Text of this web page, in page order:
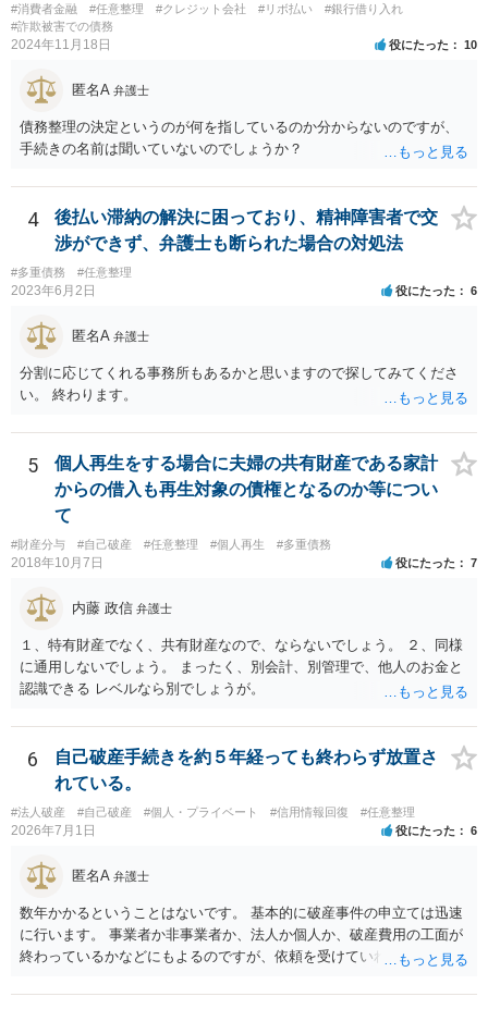
#消費者金融 #任意整理 #クレジット会社 #リボ払い
#銀行借り入れ
#詐欺被害での債務
2024年11月18日 役にたった 10
匿名A 弁護士
債務整理の決定というのが何を指しているのか分からないのですが、
手続きの名前は聞いていないのでしょうか？
4
後払い滞納の解決に困っており、精神障害者で交
渉ができず、弁護士も断られた場合の対処法
#多重債務 #任意整理
2023年6月2日 役にたった 6
匿名A 弁護士
分割に応じてくれる事務所もあるかと思いますので探してみてくださ
い。 終わります。
5
個人再生をする場合に夫婦の共有財産である家計
からの借入も再生対象の債権となるのか等につい
て
#財産分与 #自己破産 #任意整理 #個人再生 #多重債務
2018年10月7日 役にたった 7
内藤 政信 弁護士
１、特有財産でなく、共有財産なので、ならないでしょう。 ２、同様
に通用しないでしょう。 まったく、別会計、別管理で、他人のお金と
認識できる レベルなら別でしょうが。
6
自己破産手続きを約５年経っても終わらず放置さ
れている。
#法人破産 #自己破産 #個人・プライベート #信用情報回復 #任意整理
2026年7月1日 役にたった 6
匿名A 弁護士
数年かかるということはないです。 基本的に破産事件の申立ては迅速
に行います。 事業者か非事業者か、法人か個人か、破産費用の工面が
終わっているかなどにもよるのですが、依頼を受けていれば責任が発
険信号・異常信号と思って頂いて結構です。 もし、新しく依頼をされ